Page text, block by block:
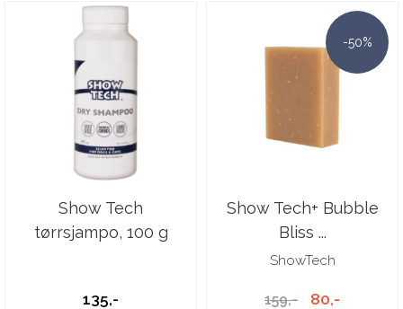
Show Tech
tørrsjampo, 100 g
135,-
-50%
Show Tech+ Bubble
Bliss ...
ShowTech
159,- 80,-